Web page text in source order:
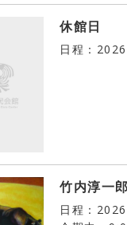
休館日
日程：
竹内淳一
日程：